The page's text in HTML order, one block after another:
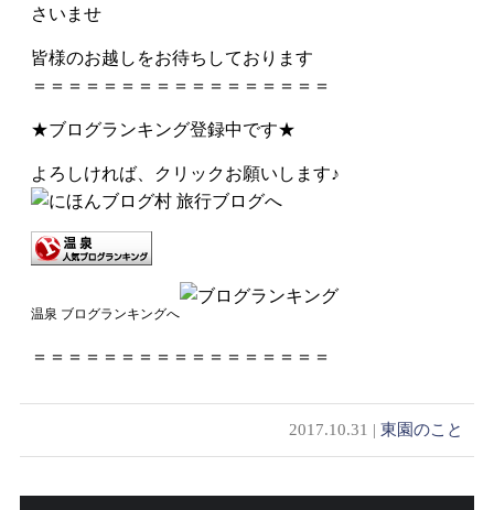
さいませ
皆様のお越しをお待ちしております
＝＝＝＝＝＝＝＝＝＝＝＝＝＝＝＝＝
★ブログランキング登録中です★
よろしければ、クリックお願いします♪
温泉 ブログランキングへ
＝＝＝＝＝＝＝＝＝＝＝＝＝＝＝＝＝
2017.10.31 |東園のこと